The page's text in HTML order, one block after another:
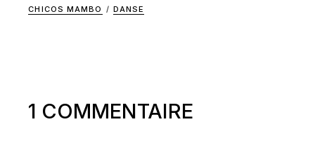
CHICOS MAMBO / DANSE
1 COMMENTAIRE